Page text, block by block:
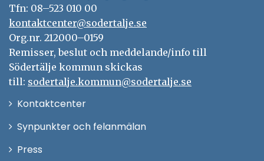
Tfn: 08–523 010 00
kontaktcenter@sodertalje.se
Org.nr. 212000–0159
Remisser, beslut och meddelande/info till
Södertälje kommun skickas
till: sodertalje.kommun@sodertalje.se
KontaktcenterÖppna
Synpunkter och felanmälan
Press